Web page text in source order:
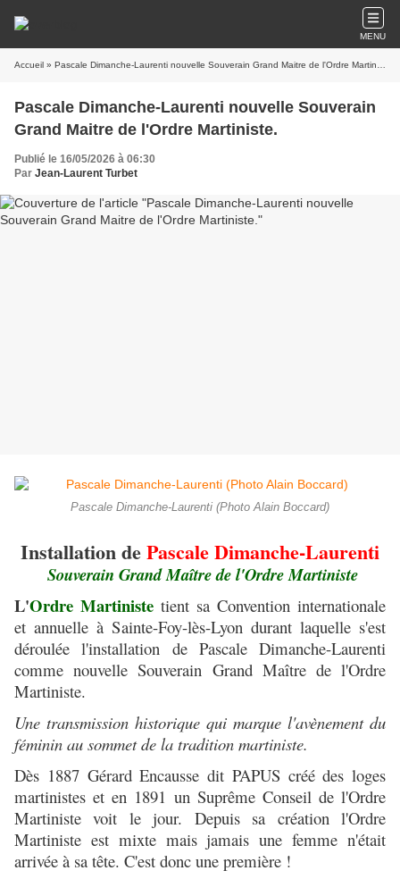
MENU
Accueil » Pascale Dimanche-Laurenti nouvelle Souverain Grand Maitre de l'Ordre Martiniste.
Pascale Dimanche-Laurenti nouvelle Souverain
Grand Maitre de l'Ordre Martiniste.
Publié le 16/05/2026 à 06:30
Par Jean-Laurent Turbet
Pascale Dimanche-Laurenti (Photo Alain Boccard)
Installation dePascale Dimanche-Laurenti
Souverain Grand Maître de l'Ordre Martiniste
L'Ordre Martiniste tient sa Convention internationale
et annuelle à Sainte-Foy-lès-Lyon durant laquelle s'est
déroulée l'installation de Pascale Dimanche-Laurenti
comme nouvelle Souverain Grand Maître de l'Ordre
Martiniste.
Une transmission historique qui marque l'avènement du
féminin au sommet de la tradition martiniste.
Dès 1887 Gérard Encausse dit PAPUS créé des loges
martinistes et en 1891 un Suprême Conseil de l'Ordre
Martiniste voit le jour. Depuis sa création l'Ordre
Martiniste est mixte mais jamais une femme n'était
arrivée à sa tête. C'est donc une première !